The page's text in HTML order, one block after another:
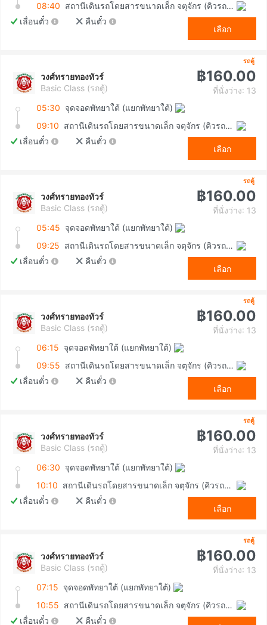
08:40
สถานีเดินรถโดยสารขนาดเล็ก จตุจักร (คิวรถตู้หมอชิต 2)
เลื่อนตั๋ว
คืนตั๋ว
เลือก
รถตู้
วงศ์ทรายทองทัวร์
Basic Class (รถตู้)
฿160.00
ที่นั่งว่าง: 13
05:30 จุดจอดพัทยาใต้ (แยกพัทยาใต้)
09:10
สถานีเดินรถโดยสารขนาดเล็ก จตุจักร (คิวรถตู้หมอชิต 2)
เลื่อนตั๋ว
คืนตั๋ว
เลือก
รถตู้
วงศ์ทรายทองทัวร์
Basic Class (รถตู้)
฿160.00
ที่นั่งว่าง: 13
05:45 จุดจอดพัทยาใต้ (แยกพัทยาใต้)
09:25
สถานีเดินรถโดยสารขนาดเล็ก จตุจักร (คิวรถตู้หมอชิต 2)
เลื่อนตั๋ว
คืนตั๋ว
เลือก
รถตู้
วงศ์ทรายทองทัวร์
Basic Class (รถตู้)
฿160.00
ที่นั่งว่าง: 13
06:15 จุดจอดพัทยาใต้ (แยกพัทยาใต้)
09:55
สถานีเดินรถโดยสารขนาดเล็ก จตุจักร (คิวรถตู้หมอชิต 2)
เลื่อนตั๋ว
คืนตั๋ว
เลือก
รถตู้
วงศ์ทรายทองทัวร์
Basic Class (รถตู้)
฿160.00
ที่นั่งว่าง: 13
06:30 จุดจอดพัทยาใต้ (แยกพัทยาใต้)
10:10
สถานีเดินรถโดยสารขนาดเล็ก จตุจักร (คิวรถตู้หมอชิต 2)
เลื่อนตั๋ว
คืนตั๋ว
เลือก
รถตู้
วงศ์ทรายทองทัวร์
Basic Class (รถตู้)
฿160.00
ที่นั่งว่าง: 13
07:15 จุดจอดพัทยาใต้ (แยกพัทยาใต้)
10:55
สถานีเดินรถโดยสารขนาดเล็ก จตุจักร (คิวรถตู้หมอชิต 2)
เลื่อนตั๋ว
คืนตั๋ว